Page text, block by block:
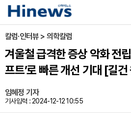
칼럼·인터뷰 > 의학칼럼
겨울철 급격한 증상 악화 전
프트’로 빠른 개선 기대 [길
임혜정 기자
기사입력 : 2024-12-12 10:55